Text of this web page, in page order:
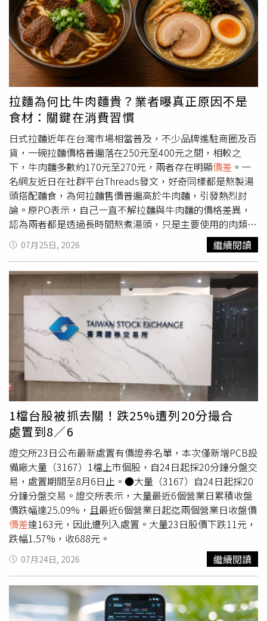
人都能接觸外送，吃到各種天南地北的不同口味，但當價格
繼續變高，加上不是剛性需求，就可能轉移消費到其他地方
去。而他也推測，在外送專法施行下，因為總單量下滑，外
送人員開機也接不到單，各自還得去找其他的工作，導致從
業人員變少，工會影響力變小。蔡依橙無奈道，要組工會的
組了，要通過法案的通過了，想罵政府的罵了，想要勞動保
障法令的也有了，結果外送這個產業反而越來越小了，「這
在經濟學上一直是個永恆議題，就是你要提高勞動保障，但
是受雇的人變少，還是要讓自由工作存在，能惠及更多的
人？」
拉麵為何比牛肉麵貴？業者曝真正原因不是
食材：關鍵在消費習慣
日式拉麵近年在台灣市場相當普及，不少品牌進駐商圈及百
貨，一碗拉麵價格普遍落在250元至400元之間，相較之
下，牛肉麵多數約170元至270元，兩者存在明顯價差 。一
名網友近日在社群平台Threads發文，好奇同樣都是熬製湯
頭搭配麵食，為何拉麵售價普遍高於牛肉麵，引發熱烈討
論。原PO表示，自己一直不解拉麵與牛肉麵的價格差異，
認為兩者都是透過長時間熬煮湯頭，只是主要使用的肉類不
同。他指出，若排除連鎖日式拉麵品牌，多數日式拉麵每碗
價格仍介於250元至400元，而牛肉麵則多落在170元至270
元之間，因此想了解造成價差的原因。貼文曝光後，不少網
友分享看法，「牛肉麵的湯頭多數都很隨便，沒辦法熬成像
拉麵一樣」、「在台灣只要異國料理就是貴」、「拉麵的湯
頭非常濃郁，你想要把清湯煮成這麼濃郁，需要花費大量的
材料和瓦斯與時間，為什麼陽春麵這麼便宜，他的湯頭就是
一些基本的骨頭湯加味精而已。牛肉麵貴是因為牛肉這十幾
年來一直漲價，成本越來越高 ，所以就越賣越貴」。對
此，一名經營日式拉麵店的業者留言分析，認為拉麵與牛肉
麵最大的差異，其實不只是製作成本，而是店家的獲利模式
不同，「牛肉麵店比較賺錢的項目其實主要是小菜滷味，牛
肉麵本身不要到賠錢。拉麵的話明顯看得到可以選的小菜豐
富度應該會比牛肉麵店少一些，所以主要賺錢的就是拉麵這
個品項本身。」他進一步指出，消費者的用餐習慣也是影響
訂價的重要因素。一般而言，即使多人一起到拉麵店用餐，
多半仍是一人點一碗拉麵；牛肉麵店則常會另外點豆干、牛
腱或其他滷味共同分食，因此店家可透過配餐增加營收。不
過，該名業者也強調，只要是認真熬煮湯頭的牛肉麵，售價
同樣應該忠實反映成本。他表示，自己製作牛肉麵時，也是
從烘烤牛骨、熬煮高湯等程序開始，整體工序並不比製作拉
麵輕鬆，因此支持高品質牛肉麵依照實際成本訂價。
07月25日, 2026 繼續閱讀
1檔台股被抓去關！跌25%遭列20分撮合
處置到8／6
證交所23日公布最新處置有價證券名單，本次僅新增PCB設
備廠大量（3167）1檔上市個股，自24日起採20分鐘分盤交
易，處置期間至8月6日止。●大量（3167）自24日起採20
分鐘分盤交易。證交所表示，大量最近6個營業日累積收盤
價跌幅達25.09%，且最近6個營業日起迄兩個營業日收盤價
價差達163元，因此遭列入處置。大量23日股價下跌11元，
跌幅1.57%，收688元。
07月24日, 2026 繼續閱讀